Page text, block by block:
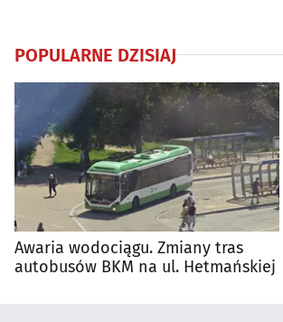
POPULARNE DZISIAJ
Awaria wodociągu. Zmiany tras
autobusów BKM na ul. Hetmańskiej